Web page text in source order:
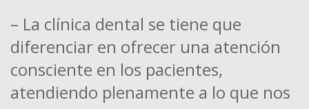
– La clínica dental se tiene que
diferenciar en ofrecer una atención
consciente en los pacientes,
atendiendo plenamente a lo que nos